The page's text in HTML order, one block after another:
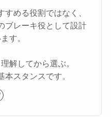
める役割ではなく、
ブレーキ役として設計
す。
解してから選ぶ。
スタンスです。